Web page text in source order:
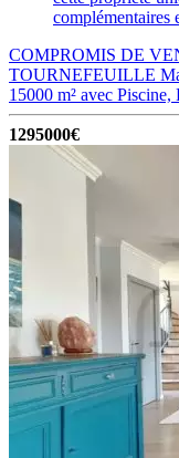
complémentaires
COMPROMIS DE
TOURNEFEUILLE
15000 m² avec
1295000€